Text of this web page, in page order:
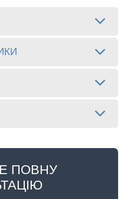
ПОВНУ